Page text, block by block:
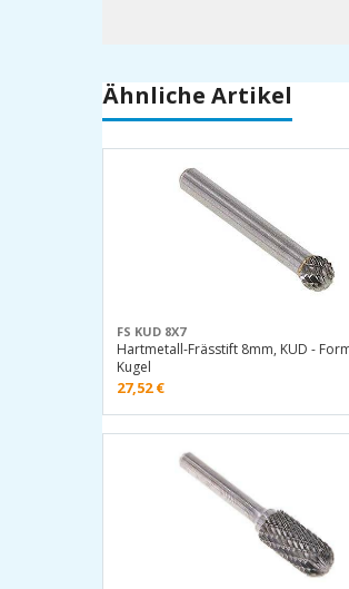
Ähnliche Artikel
FS KUD 8X7
Hartmetall-Frässtift 8mm, KUD -
Kugel
27,52€